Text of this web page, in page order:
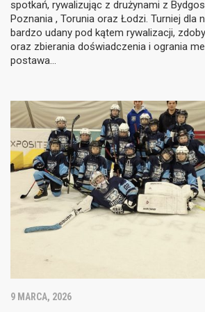
spotkań, rywalizując z drużynami z
Poznania , Torunia oraz Łodzi. Turniej dla
bardzo udany pod kątem rywalizacji,
oraz zbierania doświadczenia i ogrania
postawa…
9 MARCA, 2026